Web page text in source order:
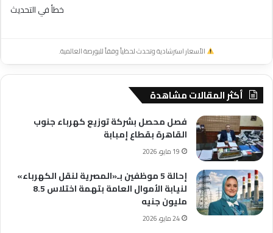
خطأ في التحديث
الأسعار استرشادية وتحدث لحظياً وفقاً للبورصة العالمية.
أكثر المقالات مشاهدة
فصل محصل بشركة توزيع كهرباء جنوب
القاهرة بقطاع إمبابة
19 مايو، 2026
إحالة 5 موظفين بـ«المصرية لنقل الكهرباء»
لنيابة الأموال العامة بتهمة اختلاس 8.5
مليون جنيه
24 مايو، 2026